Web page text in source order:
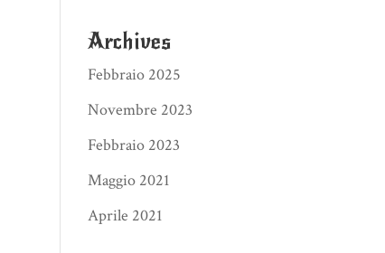
Archives
Febbraio 2025
Novembre 2023
Febbraio 2023
Maggio 2021
Aprile 2021